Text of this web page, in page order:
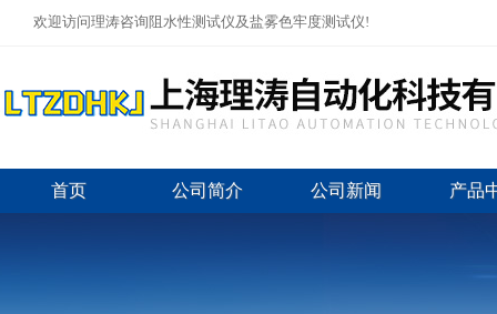
欢迎访问理涛咨询阻水性测试仪及盐雾色牢度测试仪!
首页 公司简介 公司新闻 产品